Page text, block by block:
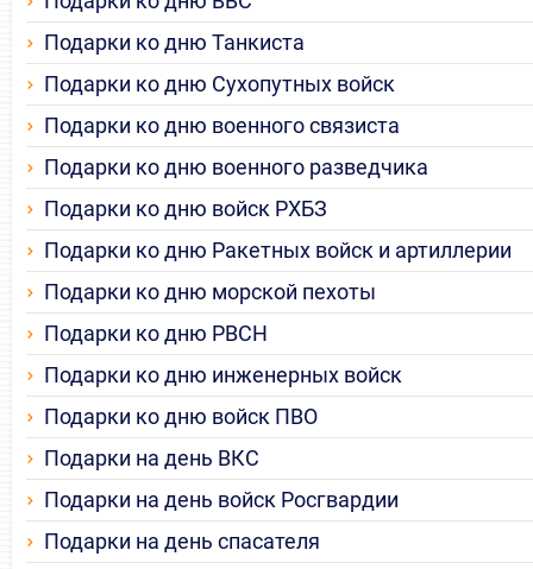
Подарки ко дню Танкиста
Подарки ко дню Сухопутных войск
Подарки ко дню военного связиста
Подарки ко дню военного разведчика
Подарки ко дню войск РХБЗ
Подарки ко дню Ракетных войск и артиллерии
Подарки ко дню морской пехоты
Подарки ко дню РВСН
Подарки ко дню инженерных войск
Подарки ко дню войск ПВО
Подарки на день ВКС
Подарки на день войск Росгвардии
Подарки на день спасателя